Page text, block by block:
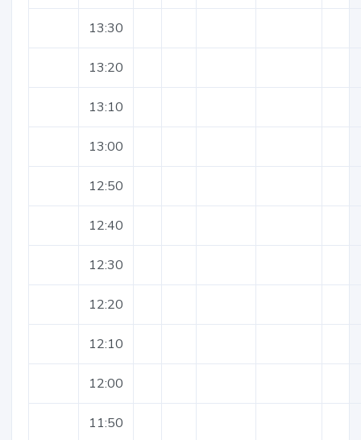
13:30
13:20
13:10
13:00
12:50
12:40
12:30
12:20
12:10
12:00
11:50